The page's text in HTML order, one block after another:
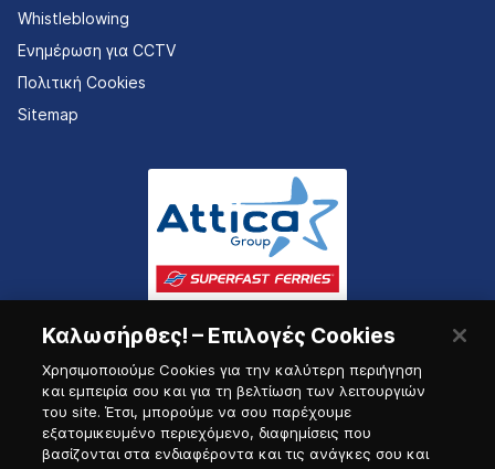
Whistleblowing
Ενημέρωση για CCTV
Πολιτική Cookies
Sitemap
Πύλη Ναυτικού
Καλωσήρθες! – Επιλογές Cookies
Χρησιμοποιούμε Cookies για την καλύτερη περιήγηση
και εμπειρία σου και για τη βελτίωση των λειτουργιών
του site. Έτσι, μπορούμε να σου παρέχουμε
εξατομικευμένο περιεχόμενο, διαφημίσεις που
βασίζονται στα ενδιαφέροντα και τις ανάγκες σου και